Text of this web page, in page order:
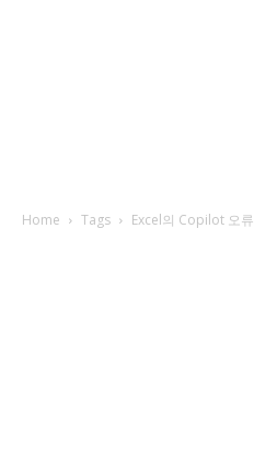
Home Tags Excel의 Copilot 오류